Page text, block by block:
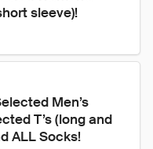
sleeve)!
Men’s
T’s (long and
ALL Socks!